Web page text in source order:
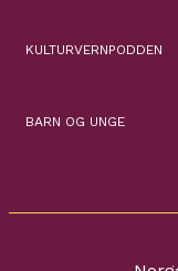
KULTURVERNPODDEN
BARN OG UNGE